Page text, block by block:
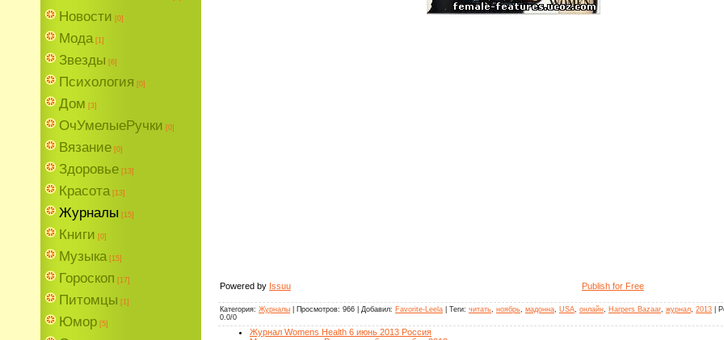
Новости [0]
Мода [1]
Звезды [6]
Психология [0]
Дом [3]
ОчУмелыеРучки [0]
Вязание [0]
Здоровье [13]
Красота [13]
Журналы [15]
Книги [0]
Музыка [15]
Гороскоп [17]
Питомцы [1]
Юмор [5]
Powered by Issuu Publish for Free
Категория: Журналы Просмотров: 966 Добавил: Favorite-Leela Теги: читать ноябрь мадонна USA онлайн Harpers Bazaar журнал 2013
0.0/0
Журнал Womens Health 6 июнь 2013 Россия